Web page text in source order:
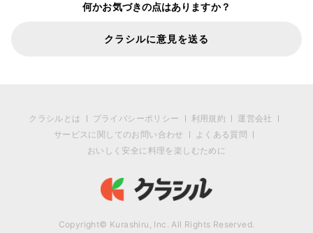
何かお気づきの点はありますか？
クラシルに意見を送る
クラシルとは プライバシーポリシー 利用規約
運営会社
サービスに関してのお問い合わせ
よくある質問
おいしく安全に料理を楽しむために
Copyright© Kurashiru, Inc. All Rights Reserved.